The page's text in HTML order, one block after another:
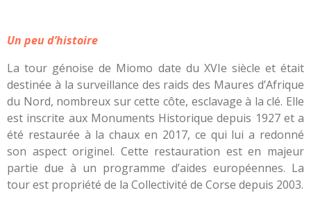
Un peu d’histoire
La tour génoise de Miomo date du XVIe siècle et était
destinée à la surveillance des raids des Maures d’Afrique
du Nord, nombreux sur cette côte, esclavage à la clé. Elle
est inscrite aux Monuments Historique depuis 1927 et a
été restaurée à la chaux en 2017, ce qui lui a redonné
son aspect originel. Cette restauration est en majeur
partie due à un programme d’aides européennes. La
tour est propriété de la Collectivité de Corse depuis 2003.